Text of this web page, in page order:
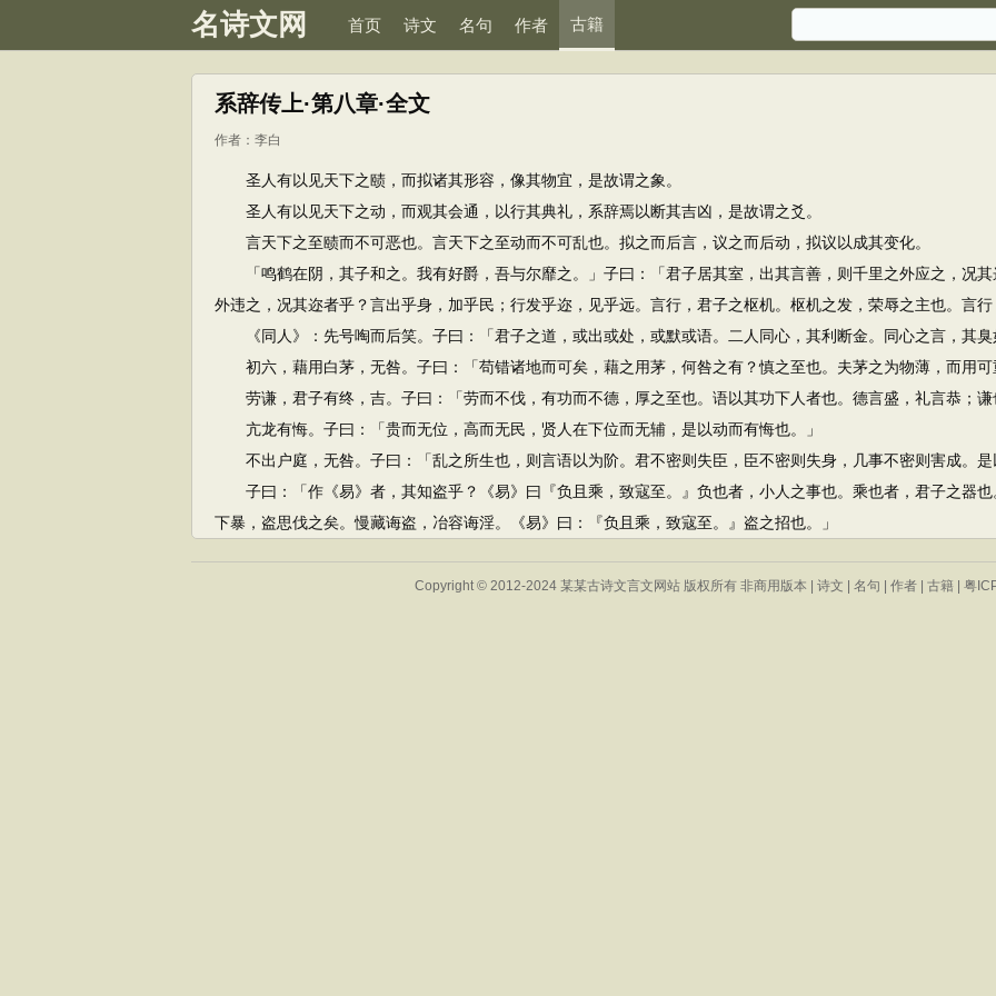
名诗文网 首页 诗文 名句 作者 古籍
系辞传上·第八章·全文
作者： 李白
圣人有以见天下之赜，而拟诸其形容，像其物宜，是故谓之象。
圣人有以见天下之动，而观其会通，以行其典礼，系辞焉以断其吉凶，是故谓之爻。
言天下之至赜而不可恶也。言天下之至动而不可乱也。拟之而后言，议之而后动，拟议以成其变化。
「鸣鹤在阴，其子和之。我有好爵，吾与尔靡之。」子曰：「君子居其室，出其言善，则千里之外应之，况其
外违之，况其迩者乎？言出乎身，加乎民；行发乎迩，见乎远。言行，君子之枢机。枢机之发，荣辱之主也。言行
《同人》：先号啕而后笑。子曰：「君子之道，或出或处，或默或语。二人同心，其利断金。同心之言，其臭
初六，藉用白茅，无咎。子曰：「苟错诸地而可矣，藉之用茅，何咎之有？慎之至也。夫茅之为物薄，而用可
劳谦，君子有终，吉。子曰：「劳而不伐，有功而不德，厚之至也。语以其功下人者也。德言盛，礼言恭；谦
亢龙有悔。子曰：「贵而无位，高而无民，贤人在下位而无辅，是以动而有悔也。」
不出户庭，无咎。子曰：「乱之所生也，则言语以为阶。君不密则失臣，臣不密则失身，几事不密则害成。是
子曰：「作《易》者，其知盗乎？《易》曰『负且乘，致寇至。』负也者，小人之事也。乘也者，君子之器也
下暴，盗思伐之矣。慢藏诲盗，冶容诲淫。《易》曰：『负且乘，致寇至。』盗之招也。」
Copyright © 2012-2024 某某古诗文言文网站 版权所有 非商用版本 | 诗文 名句 作者 古籍 粤